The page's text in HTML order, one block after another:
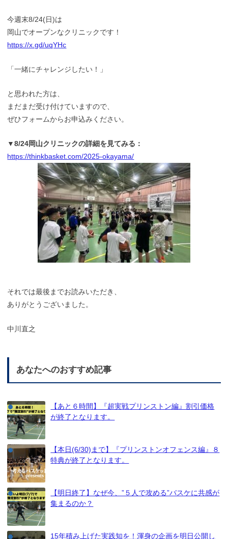
今週末8/24(日)は
岡山でオープンなクリニックです！
https://x.gd/uqYHc
「一緒にチャレンジしたい！」
と思われた方は、
まだまだ受け付けていますので、
ぜひフォームからお申込みください。
▼8/24岡山クリニックの詳細を見てみる：
https://thinkbasket.com/2025-okayama/
それでは最後までお読みいただき、
ありがとうございました。
中川直之
あなたへのおすすめ記事
【あと６時間】『超実戦プリンストン編』割引価格
が終了となります。
【本日(6/30)まで】『プリンストンオフェンス編』８
特典が終了となります。
【明日終了】なぜ今、”５人で攻める”バスケに共感が
集まるのか？
15年積み上げた実践知を！渾身の企画を明日公開し